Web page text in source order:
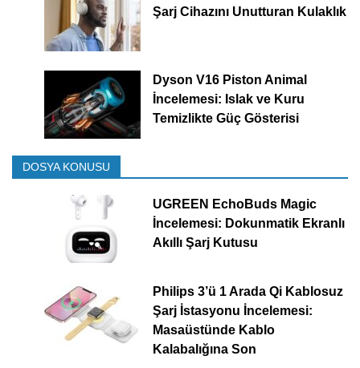
Şarj Cihazını Unutturan Kulaklık
Dyson V16 Piston Animal
İncelemesi: Islak ve Kuru
Temizlikte Güç Gösterisi
DOSYA KONUSU
UGREEN EchoBuds Magic
İncelemesi: Dokunmatik Ekranlı
Akıllı Şarj Kutusu
Philips 3’ü 1 Arada Qi Kablosuz
Şarj İstasyonu İncelemesi:
Masaüstünde Kablo
Kalabalığına Son